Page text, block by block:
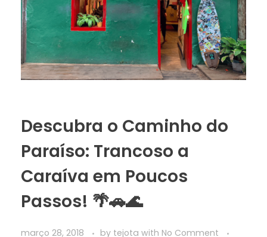
Descubra o Caminho do
Paraíso: Trancoso a
Caraíva em Poucos
Passos! 🌴🚗🌊
março 28, 2018 by tejota with No Comment